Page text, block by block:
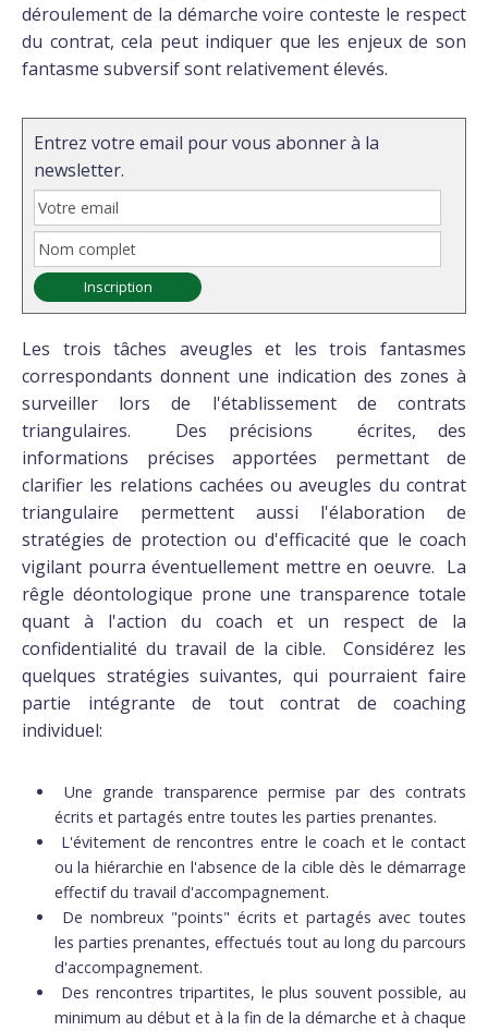
déroulement de la démarche voire conteste le respect
du contrat, cela peut indiquer que les enjeux de son
fantasme subversif sont relativement élevés.
Entrez votre email pour vous abonner à la
newsletter.
Les trois tâches aveugles et les trois fantasmes
correspondants donnent une indication des zones à
surveiller lors de l'établissement de contrats
triangulaires. Des précisions écrites, des
informations précises apportées permettant de
clarifier les relations cachées ou aveugles du contrat
triangulaire permettent aussi l'élaboration de
stratégies de protection ou d'efficacité que le coach
vigilant pourra éventuellement mettre en oeuvre. La
rêgle déontologique prone une transparence totale
quant à l'action du coach et un respect de la
confidentialité du travail de la cible. Considérez les
quelques stratégies suivantes, qui pourraient faire
partie intégrante de tout contrat de coaching
individuel:
Une grande transparence permise par des contrats
écrits et partagés entre toutes les parties prenantes.
L'évitement de rencontres entre le coach et le contact
ou la hiérarchie en l'absence de la cible dès le démarrage
effectif du travail d'accompagnement.
De nombreux "points" écrits et partagés avec toutes
les parties prenantes, effectués tout au long du parcours
d'accompagnement.
Des rencontres tripartites, le plus souvent possible, au
minimum au début et à la fin de la démarche et à chaque